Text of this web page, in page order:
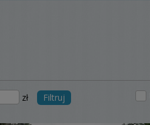
zł Filtruj